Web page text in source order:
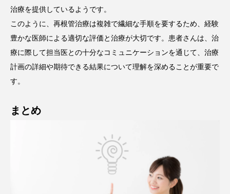
治療を提供しているようです。
このように、再根管治療は複雑で繊細な手順を要するため、経験
豊かな医師による適切な評価と治療が大切です。患者さんは、治
療に際して担当医との十分なコミュニケーションを通じて、治療
計画の詳細や期待できる結果について理解を深めることが重要で
す。
まとめ